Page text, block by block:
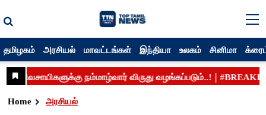
தமிழகம் அரசியல் மாவட்டங்கள் இந்தியா உலகம் சினிமா
Home அரசியல்